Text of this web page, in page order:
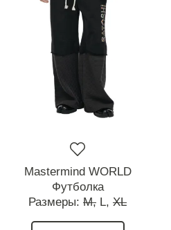
Mastermind WORLD
Футболка
Размеры: M, L, XL